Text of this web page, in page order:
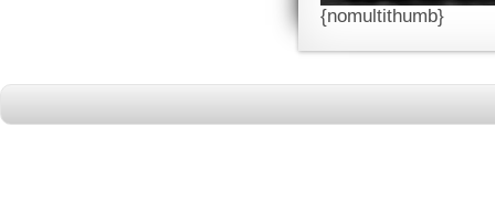
{nomultithumb}